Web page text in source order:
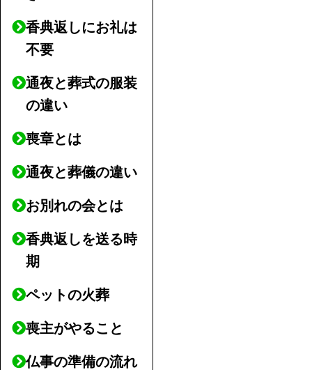
香典返しにお礼は
不要
通夜と葬式の服装
の違い
喪章とは
通夜と葬儀の違い
お別れの会とは
香典返しを送る時
期
ペットの火葬
喪主がやること
仏事の準備の流れ